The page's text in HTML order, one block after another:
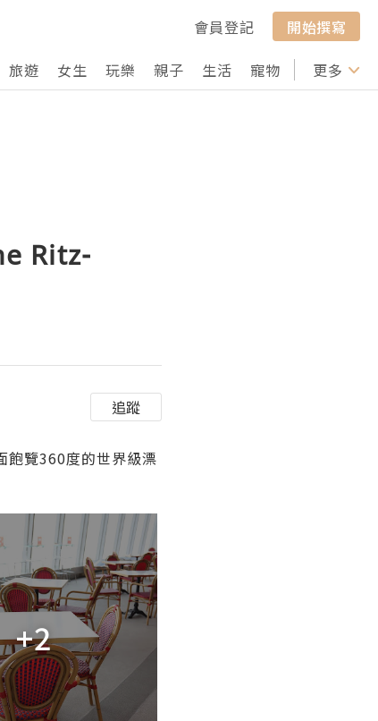
會員登記
開始撰寫
旅遊 女生 玩樂 親子 生活 寵物 行山 打卡
更多
Ritz-
追蹤
飽覽360度的世界級漂
+2